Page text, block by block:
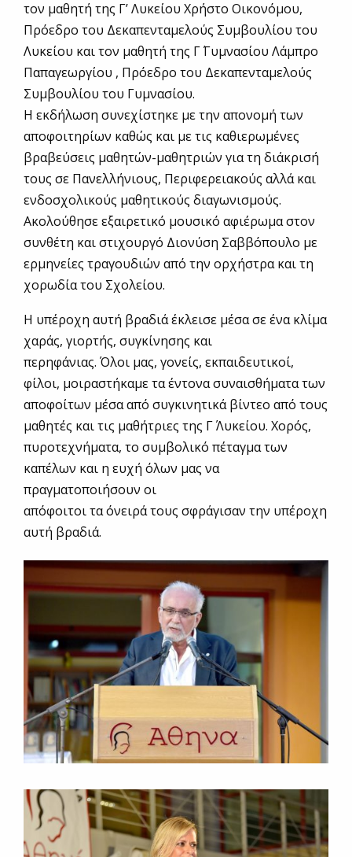
τον μαθητή της Γ’ Λυκείου Χρήστο Οικονόμου,
Πρόεδρο του Δεκαπενταμελούς Συμβουλίου του
Λυκείου και τον μαθητή της Γ΄ Γυμνασίου Λάμπρο
Παπαγεωργίου , Πρόεδρο του Δεκαπενταμελούς
Συμβουλίου του Γυμνασίου.
Η εκδήλωση συνεχίστηκε με την απονομή των
αποφοιτηρίων καθώς και με τις καθιερωμένες
βραβεύσεις μαθητών-μαθητριών για τη διάκρισή
τους σε Πανελλήνιους, Περιφερειακούς αλλά και
ενδοσχολικούς μαθητικούς διαγωνισμούς.
Ακολούθησε εξαιρετικό μουσικό αφιέρωμα στον
συνθέτη και στιχουργό Διονύση Σαββόπουλο με
ερμηνείες τραγουδιών από την ορχήστρα και τη
χορωδία του Σχολείου.
Η υπέροχη αυτή βραδιά έκλεισε μέσα σε ένα κλίμα
χαράς, γιορτής, συγκίνησης και
περηφάνιας. Όλοι μας, γονείς, εκπαιδευτικοί,
φίλοι, μοιραστήκαμε τα έντονα συναισθήματα των
αποφοίτων μέσα από συγκινητικά βίντεο από τους
μαθητές και τις μαθήτριες της Γ΄ Λυκείου. Χορός,
πυροτεχνήματα, το συμβολικό πέταγμα των
καπέλων και η ευχή όλων μας να
πραγματοποιήσουν οι
απόφοιτοι τα όνειρά τους σφράγισαν την υπέροχη
αυτή βραδιά.